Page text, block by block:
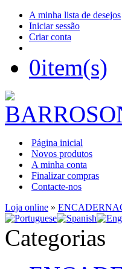
A minha lista de desejos
Iniciar sessão
Criar conta
0item(s)
Página inicial
Novos produtos
A minha conta
Finalizar compras
Contacte-nos
Loja online »
Categorias